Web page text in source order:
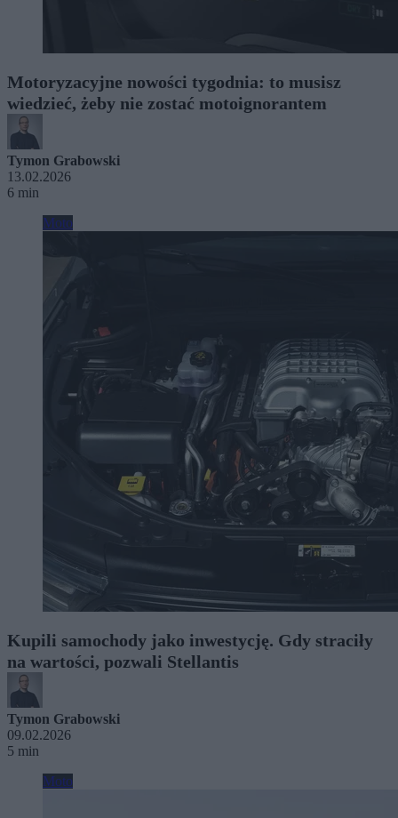
Motoryzacyjne nowości tygodnia: to musisz
wiedzieć, żeby nie zostać motoignorantem
Tymon Grabowski
13.02.2026
6 min
Moto
Kupili samochody jako inwestycję. Gdy straciły
na wartości, pozwali Stellantis
Tymon Grabowski
09.02.2026
5 min
Moto